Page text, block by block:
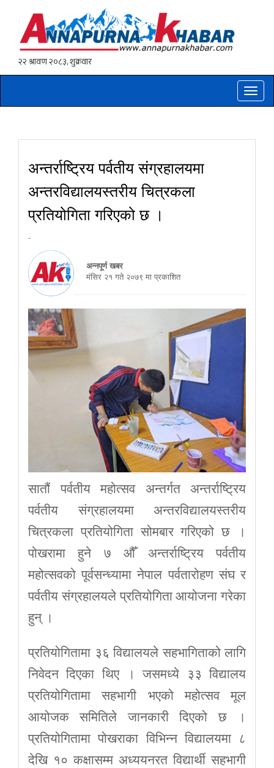
Toggle
अन्तर्राष्ट्रिय पर्वतीय संग्रहालयमा
अन्तरविद्यालयस्तरीय चित्रकला
प्रतियोगिता गरिएको छ ।
-
अन्नपूर्ण खबर
मंसिर २१ गते २०७९ मा प्रकाशित
सातौं पर्वतीय महोत्सव अन्तर्गत अन्तर्राष्ट्रिय
पर्वतीय संग्रहालयमा अन्तरविद्यालयस्तरीय
चित्रकला प्रतियोगिता सोमबार गरिएको छ ।
पोखरामा हुने ७ औँ अन्तर्राष्ट्रिय पर्वतीय
महोत्सवको पूर्वसन्ध्यामा नेपाल पर्वतारोहण संघ र
पर्वतीय संग्रहालयले प्रतियोगिता आयोजना गरेका
हुन् ।
प्रतियोगितामा ३६ विद्यालयले सहभागिताको लागि
निवेदन दिएका थिए । जसमध्ये ३३ विद्यालय
प्रतियोगितामा सहभागी भएको महोत्सव मूल
आयोजक समितिले जानकारी दिएको छ ।
प्रतियोगितामा पोखराका विभिन्न विद्यालयमा ८
देखि १० कक्षासम्म अध्ययनरत विद्यार्थी सहभागी